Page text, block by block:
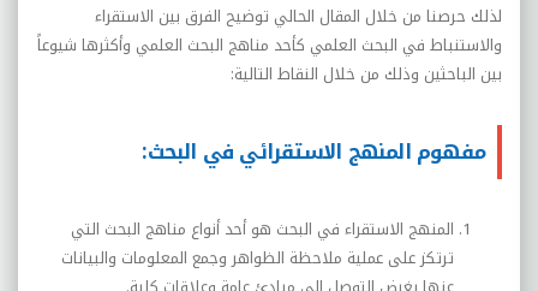
لذلك حرصنا من خلال المقال الحالي توضيح الفرق بين الاستقراء
والاستنباط في البحث العلمي كأحد مناهج البحث العلمي وأكثرها شيوعاً
بين الباحثين وذلك من خلال النقاط التالية:
مفهوم المنهج الاستقرائي في البحث:
المنهج الاستقراء في البحث هو أحد أنواع مناهج البحث التي
ترتكز على عملية ملاحظة الظواهر وجمع المعلومات والبيانات